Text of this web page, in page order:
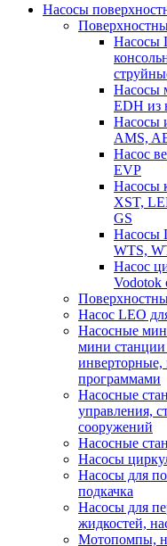
Насосы
Насосы
Насосы
EDH из
Насосы
AMS,
Насос
EVP
Насосы
XST,
GS
Насосы
WTS,
Насос
Vodotok
Насос LEO
Насосные
мини станции
инверторные,
программами
Насосные
управления,
сооружений
Насосные
Насосы
Насосы для
подкачка
Насосы для
жидкостей,
Мотопомпы,